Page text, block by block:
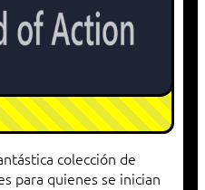
colección de
para quienes se inician